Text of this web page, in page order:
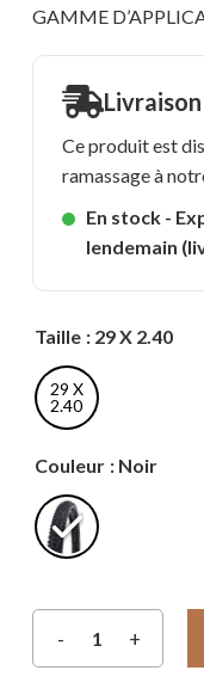
GAMME
Ce produit est
ramassage à
En stock -
lendemain
Taille : 29 X 2.40
29 X
2.40
Couleur : Noir